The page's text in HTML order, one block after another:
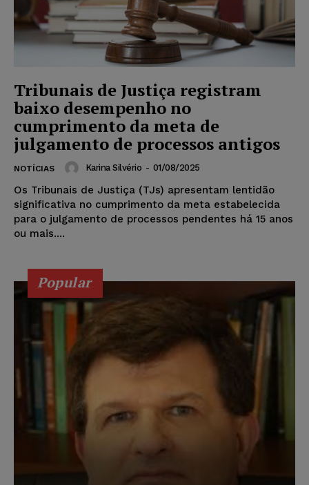
Tribunais de Justiça registram
baixo desempenho no
cumprimento da meta de
julgamento de processos antigos
NOTÍCIAS Karina Silvério - 01/08/2025
Os Tribunais de Justiça (TJs) apresentam lentidão
significativa no cumprimento da meta estabelecida
para o julgamento de processos pendentes há 15 anos
ou mais....
Popular